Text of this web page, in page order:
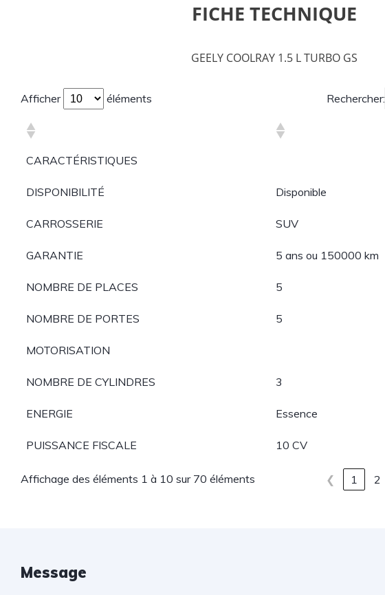
FICHE TECHNIQUE
GEELY COOLRAY 1.5 L TURBO GS
Afficher éléments Rechercher:
CARACTÉRISTIQUES
DISPONIBILITÉ Disponible
CARROSSERIE SUV
GARANTIE 5 ans ou 150000 km
NOMBRE DE PLACES 5
NOMBRE DE PORTES 5
MOTORISATION
NOMBRE DE CYLINDRES 3
ENERGIE Essence
PUISSANCE FISCALE 10 CV
Affichage des éléments 1 à 10 sur 70 éléments ❮ 1 2
Message